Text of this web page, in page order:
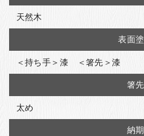
天然木
表面
＜持ち手＞漆 ＜箸先＞漆
箸先
太め
納期